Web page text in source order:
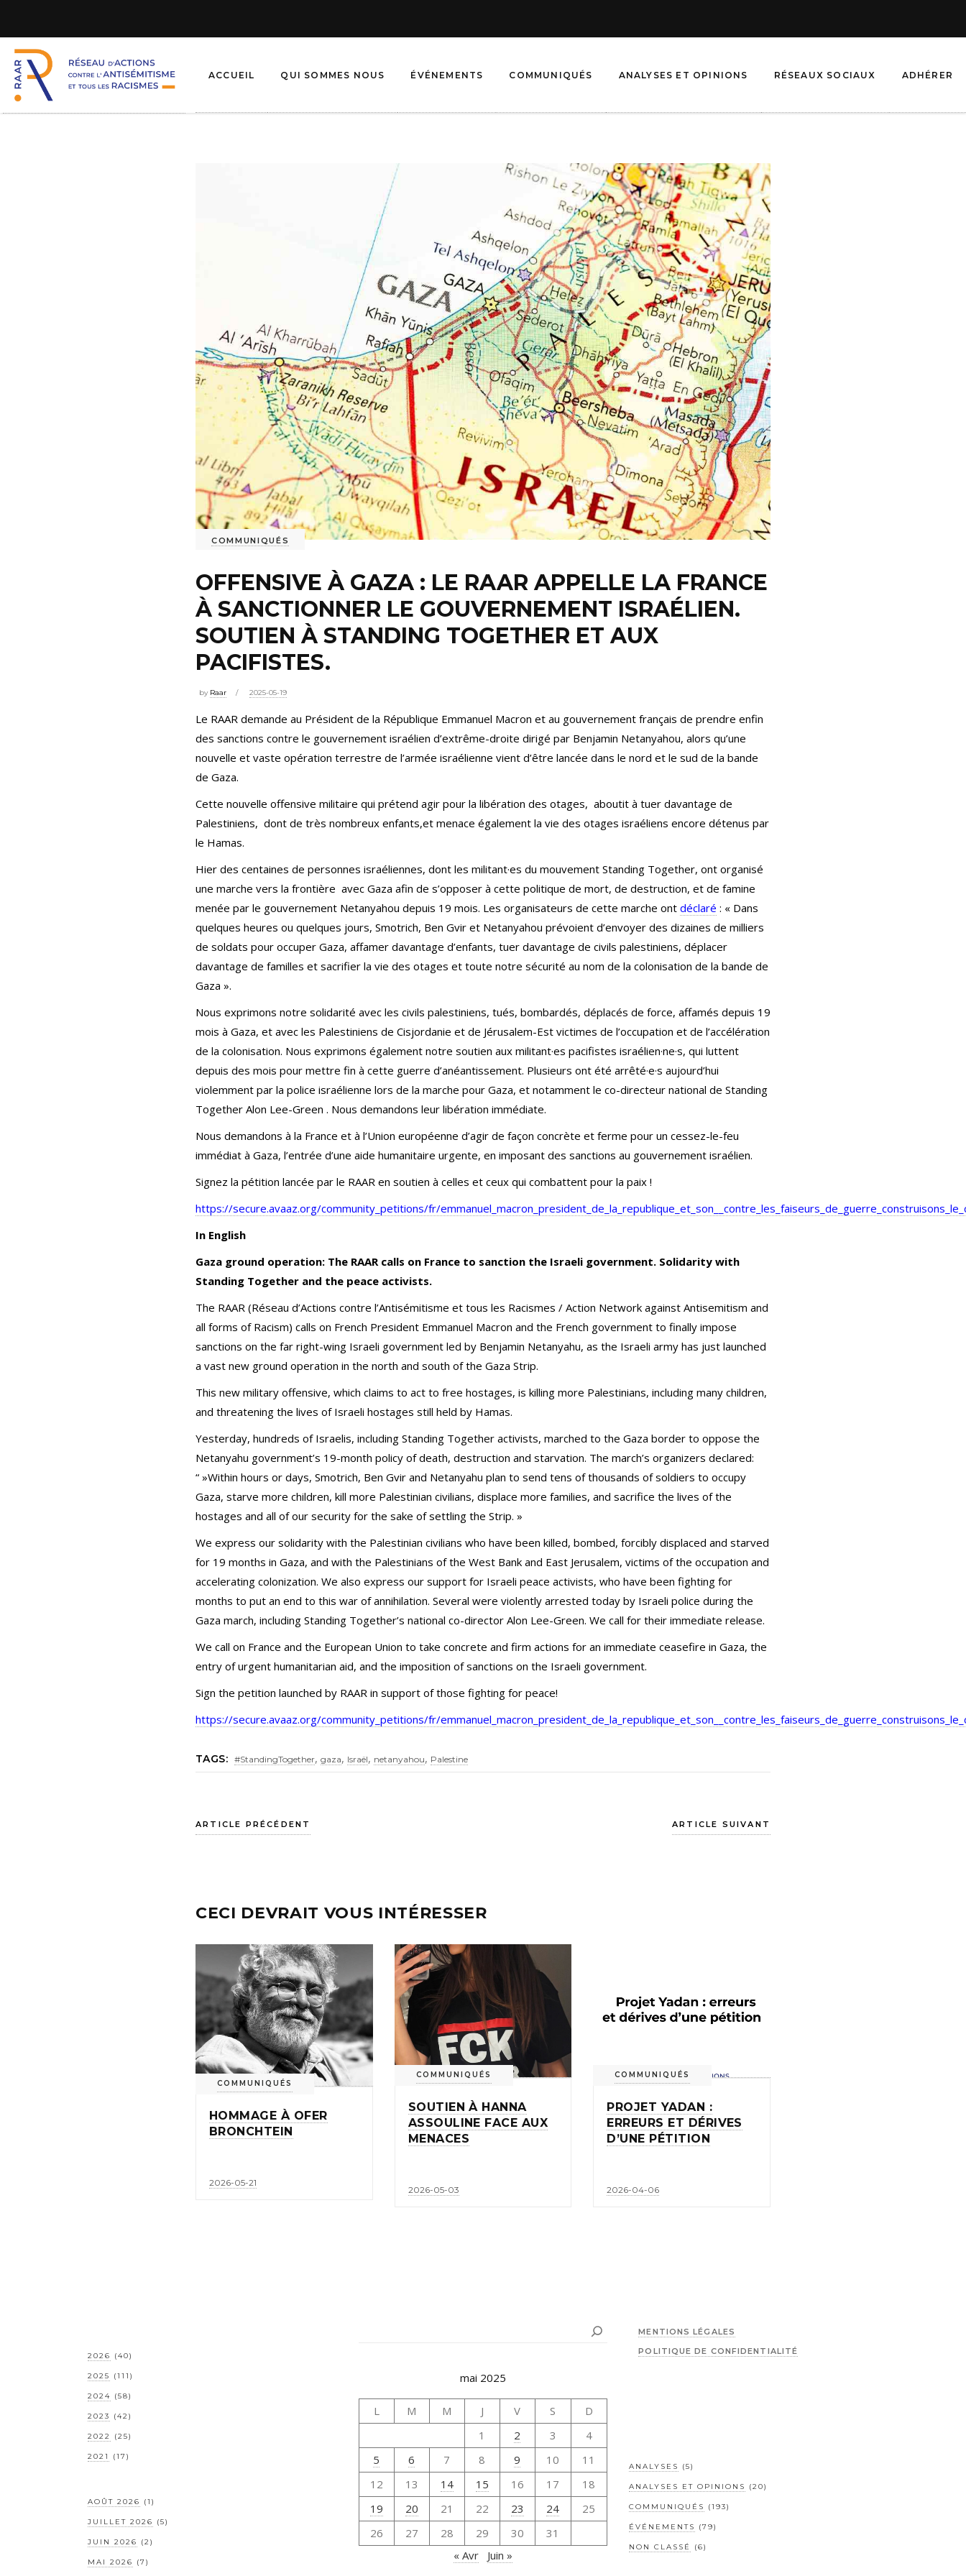
ACCUEIL QUI SOMMES NOUS ÉVÉNEMENTS COMMUNIQUÉS ANALYSES ET OPINIONS RÉSEAUX SOCIAUX ADHÉRER
COMMUNIQUÉS
OFFENSIVE À GAZA : LE RAAR APPELLE LA FRANCE
À SANCTIONNER LE GOUVERNEMENT ISRAÉLIEN.
SOUTIEN À STANDING TOGETHER ET AUX
PACIFISTES.
by Raar 2025-05-19
Le RAAR demande au Président de la République Emmanuel Macron et au gouvernement français de prendre enfin
des sanctions contre le gouvernement israélien d’extrême-droite dirigé par Benjamin Netanyahou, alors qu’une
nouvelle et vaste opération terrestre de l’armée israélienne vient d’être lancée dans le nord et le sud de la bande
de Gaza.
Cette nouvelle offensive militaire qui prétend agir pour la libération des otages, aboutit à tuer davantage de
Palestiniens, dont de très nombreux enfants,et menace également la vie des otages israéliens encore détenus par
le Hamas.
Hier des centaines de personnes israéliennes, dont les militant·es du mouvement Standing Together, ont organisé
une marche vers la frontière avec Gaza afin de s’opposer à cette politique de mort, de destruction, et de famine
menée par le gouvernement Netanyahou depuis 19 mois. Les organisateurs de cette marche ont déclaré : « Dans
quelques heures ou quelques jours, Smotrich, Ben Gvir et Netanyahou prévoient d’envoyer des dizaines de milliers
de soldats pour occuper Gaza, affamer davantage d’enfants, tuer davantage de civils palestiniens, déplacer
davantage de familles et sacrifier la vie des otages et toute notre sécurité au nom de la colonisation de la bande de
Gaza ».
Nous exprimons notre solidarité avec les civils palestiniens, tués, bombardés, déplacés de force, affamés depuis 19
mois à Gaza, et avec les Palestiniens de Cisjordanie et de Jérusalem-Est victimes de l’occupation et de l’accélération
de la colonisation. Nous exprimons également notre soutien aux militant·es pacifistes israélien·ne·s, qui luttent
depuis des mois pour mettre fin à cette guerre d’anéantissement. Plusieurs ont été arrêté·e·s aujourd’hui
violemment par la police israélienne lors de la marche pour Gaza, et notamment le co-directeur national de Standing
Together Alon Lee-Green . Nous demandons leur libération immédiate.
Nous demandons à la France et à l’Union européenne d’agir de façon concrète et ferme pour un cessez-le-feu
immédiat à Gaza, l’entrée d’une aide humanitaire urgente, en imposant des sanctions au gouvernement israélien.
Signez la pétition lancée par le RAAR en soutien à celles et ceux qui combattent pour la paix !
https://secure.avaaz.org/community_petitions/fr/
In English
Gaza ground operation: The RAAR calls on France to sanction the Israeli government. Solidarity with
Standing Together and the peace activists.
The RAAR (Réseau d’Actions contre l’Antisémitisme et tous les Racismes / Action Network against Antisemitism and
all forms of Racism) calls on French President Emmanuel Macron and the French government to finally impose
sanctions on the far right-wing Israeli government led by Benjamin Netanyahu, as the Israeli army has just launched
a vast new ground operation in the north and south of the Gaza Strip.
This new military offensive, which claims to act to free hostages, is killing more Palestinians, including many children,
and threatening the lives of Israeli hostages still held by Hamas.
Yesterday, hundreds of Israelis, including Standing Together activists, marched to the Gaza border to oppose the
Netanyahu government’s 19-month policy of death, destruction and starvation. The march’s organizers declared:
“ »Within hours or days, Smotrich, Ben Gvir and Netanyahu plan to send tens of thousands of soldiers to occupy
Gaza, starve more children, kill more Palestinian civilians, displace more families, and sacrifice the lives of the
hostages and all of our security for the sake of settling the Strip. »
We express our solidarity with the Palestinian civilians who have been killed, bombed, forcibly displaced and starved
for 19 months in Gaza, and with the Palestinians of the West Bank and East Jerusalem, victims of the occupation and
accelerating colonization. We also express our support for Israeli peace activists, who have been fighting for
months to put an end to this war of annihilation. Several were violently arrested today by Israeli police during the
Gaza march, including Standing Together’s national co-director Alon Lee-Green. We call for their immediate release.
We call on France and the European Union to take concrete and firm actions for an immediate ceasefire in Gaza, the
entry of urgent humanitarian aid, and the imposition of sanctions on the Israeli government.
Sign the petition launched by RAAR in support of those fighting for peace!
https://secure.avaaz.org/community_petitions/fr/
TAGS: #StandingTogether,gaza, Israël, netanyahou, Palestine
ARTICLE PRÉCÉDENT ARTICLE SUIVANT
CECI DEVRAIT VOUS INTÉRESSER
COMMUNIQUÉS
HOMMAGE À OFER
BRONCHTEIN
2026-05-21
COMMUNIQUÉS
SOUTIEN À HANNA
ASSOULINE FACE AUX
MENACES
2026-05-03
COMMUNIQUÉS
PROJET YADAN :
ERREURS ET DÉRIVES
D’UNE PÉTITION
2026-04-06
2026 (40)
2025 (111)
2024 (58)
2023 (42)
2022 (25)
2021 (17)
AOÛT 2026 (1)
JUILLET 2026 (5)
JUIN 2026 (2)
MAI 2026 (7)
mai 2025
L M M J V S
D
1
2 3
4
5
6 7 8 9 10
11
12
13 14 15 16 17
18
19
20 21 22 23 24
25
26
27 28 29 30
31
« Avr
Juin »
MENTIONS LÉGALES
POLITIQUE DE CONFIDENTIALITÉ
ANALYSES (5)
ANALYSES ET OPINIONS (20)
COMMUNIQUÉS (193)
ÉVÉNEMENTS (79)
NON CLASSÉ (6)